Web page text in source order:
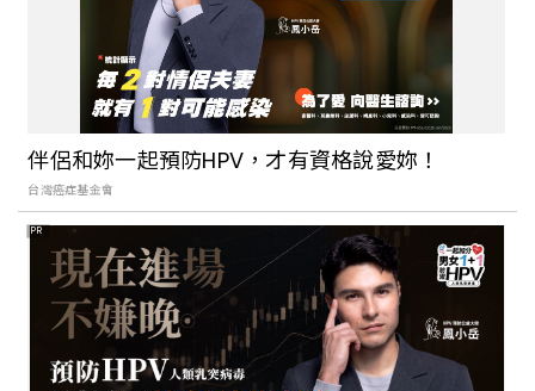
伴侶和妳一起預防HPV，才有資格說愛妳！
台灣癌症基金會
PR